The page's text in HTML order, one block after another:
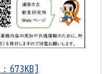
673KB]